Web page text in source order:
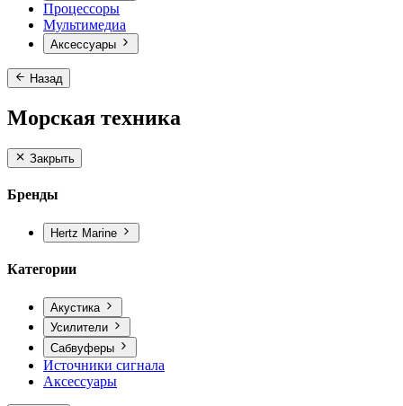
Процессоры
Мультимедиа
Аксессуары
Назад
Морская техника
Закрыть
Бренды
Hertz Marine
Категории
Акустика
Усилители
Сабвуферы
Источники сигнала
Аксессуары